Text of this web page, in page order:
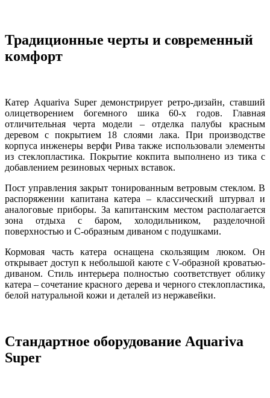
Традиционные черты и современный
комфорт
Катер Aquariva Super демонстрирует ретро-дизайн, ставший
олицетворением богемного шика 60-х годов. Главная
отличительная черта модели – отделка палубы красным
деревом с покрытием 18 слоями лака. При производстве
корпуса инженеры верфи Рива также использовали элементы
из стеклопластика. Покрытие кокпита выполнено из тика с
добавлением резиновых черных вставок.
Пост управления закрыт тонированным ветровым стеклом. В
распоряжении капитана катера – классический штурвал и
аналоговые приборы. За капитанским местом располагается
зона отдыха с баром, холодильником, разделочной
поверхностью и С-образным диваном с подушками.
Кормовая часть катера оснащена скользящим люком. Он
открывает доступ к небольшой каюте с V-образной кроватью-
диваном. Стиль интерьера полностью соответствует облику
катера – сочетание красного дерева и черного стеклопластика,
белой натуральной кожи и деталей из нержавейки.
Стандартное оборудование Aquariva
Super